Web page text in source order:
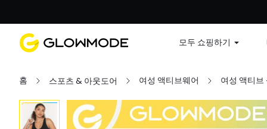
모두 쇼핑하기
홈 스포츠 & 아웃도어 여성 액티브웨어 여성 액티브